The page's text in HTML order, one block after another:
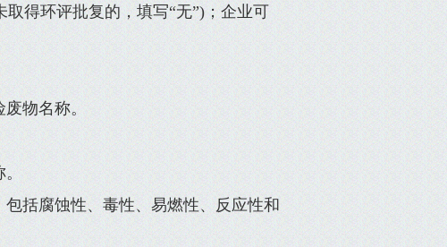
得环评批复的，填写“无”)；企业可
物名称。
括腐蚀性、毒性、易燃性、反应性和